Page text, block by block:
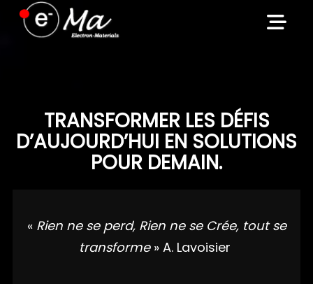
Skip
TRANSFORMER LES DÉFIS
D’AUJOURD’HUI EN SOLUTIONS
POUR DEMAIN.
« Rien ne se perd, Rien ne se Crée, tout se
transforme » A. Lavoisier